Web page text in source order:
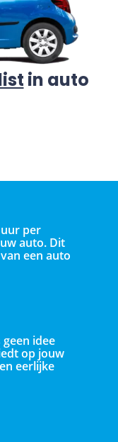
in auto
per
auto. Dit
een auto
idee
op jouw
eerlijke